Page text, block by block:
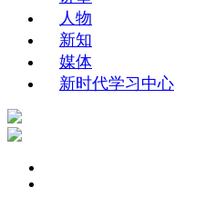
人物
新知
媒体
新时代学习中心